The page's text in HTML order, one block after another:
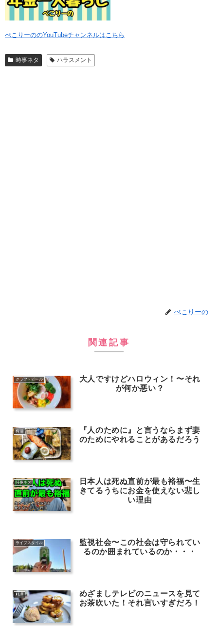
ぺこりーののYouTubeチャンネルはこちら
時事ネタ ハラスメント
ぺこりーの
関連記事
クラフトビール
大人ですけどハロウィン！〜それ
が何か悪い？
料理
『人のために』と言うならまず妻
のためにやれることがあるだろう
時事ネタ
日本人は死ぬ直前が最も裕福〜生
きてるうちにお金を使えない悲し
い理由
ライフスタイル
監視社会〜この社会は守られてい
るのか囲まれているのか・・・
料理
めざましテレビのニュースを見て
お茶吹いた！それ言いすぎだろ！